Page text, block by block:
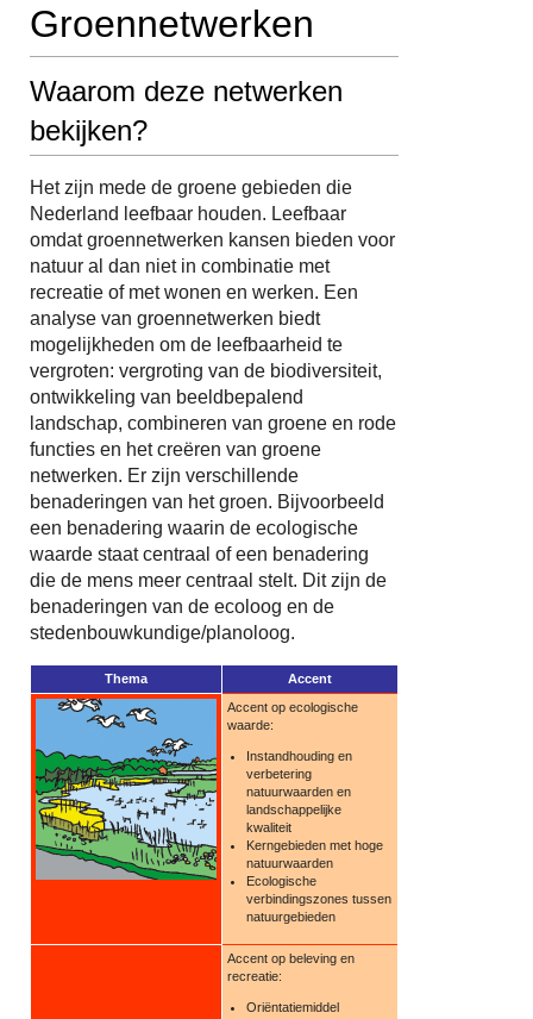
Groennetwerken
Waarom deze netwerken
bekijken?
Het zijn mede de groene gebieden die
Nederland leefbaar houden. Leefbaar
omdat groennetwerken kansen bieden voor
natuur al dan niet in combinatie met
recreatie of met wonen en werken. Een
analyse van groennetwerken biedt
mogelijkheden om de leefbaarheid te
vergroten: vergroting van de biodiversiteit,
ontwikkeling van beeldbepalend
landschap, combineren van groene en rode
functies en het creëren van groene
netwerken. Er zijn verschillende
benaderingen van het groen. Bijvoorbeeld
een benadering waarin de ecologische
waarde staat centraal of een benadering
die de mens meer centraal stelt. Dit zijn de
benaderingen van de ecoloog en de
stedenbouwkundige/planoloog.
Thema
Accent
Accent op ecologische
waarde:
Instandhouding en
verbetering
natuurwaarden en
landschappelijke
kwaliteit
Kerngebieden met hoge
natuurwaarden
Ecologische
verbindingszones tussen
natuurgebieden
Accent op beleving en
recreatie:
Oriëntatiemiddel